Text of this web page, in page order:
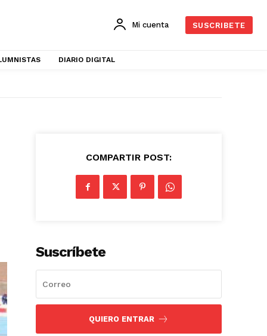
Mi cuenta SUSCRIBETE
DIARIO DIGITAL
COMPARTIR POST:
Suscríbete
QUIERO ENTRAR